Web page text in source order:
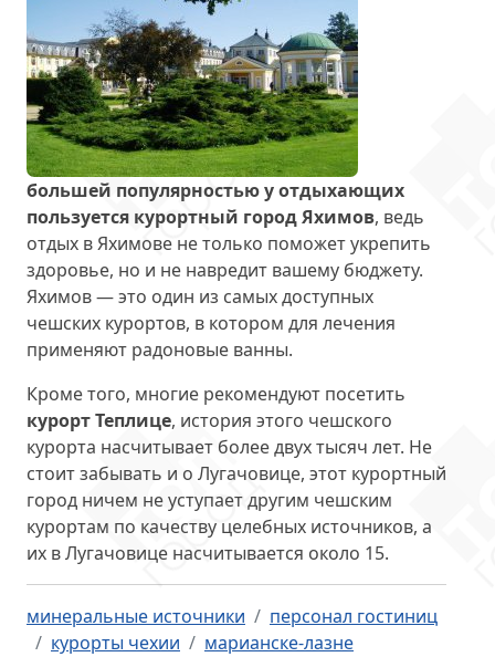
большей популярностью у отдыхающих
пользуется курортный город Яхимов, ведь
отдых в Яхимове не только поможет укрепить
здоровье, но и не навредит вашему бюджету.
Яхимов — это один из самых доступных
чешских курортов, в котором для лечения
применяют радоновые ванны.
Кроме того, многие рекомендуют посетить
курорт Теплице, история этого чешского
курорта насчитывает более двух тысяч лет. Не
стоит забывать и о Лугачовице, этот курортный
город ничем не уступает другим чешским
курортам по качеству целебных источников, а
их в Лугачовице насчитывается около 15.
минеральные источники
персонал гостиниц
курорты чехии
марианске-лазне